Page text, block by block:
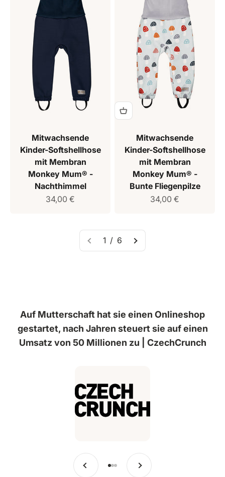
Mitwachsende
Kinder-Softshellhose
mit Membran
Monkey Mum® -
Nachthimmel
Verkaufspreis
34,00 €
Mitwachsende
Kinder-Softshellhose
mit Membran
Monkey Mum® -
Bunte Fliegenpilze
Verkaufspreis
34,00 €
1 / 6
Auf Mutterschaft hat sie einen Onlineshop
gestartet, nach Jahren steuert sie auf einen
Umsatz von 50 Millionen zu | CzechCrunch
Vorherige
Zu Eintrag 1 springen
Zu Eintrag 2 springen
Zu Eintrag 3 springen
Weiter